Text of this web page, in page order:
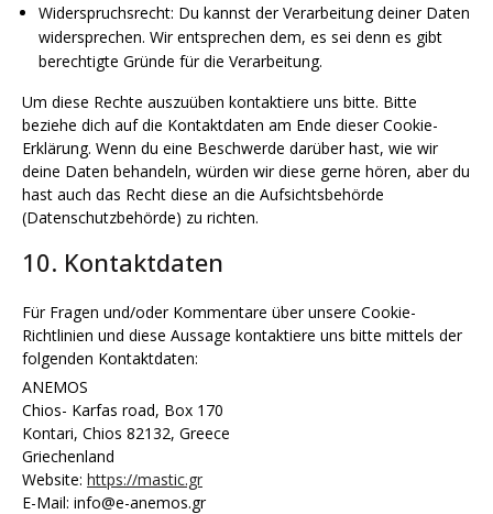
Widerspruchsrecht: Du kannst der Verarbeitung deiner Daten
widersprechen. Wir entsprechen dem, es sei denn es gibt
berechtigte Gründe für die Verarbeitung.
Um diese Rechte auszuüben kontaktiere uns bitte. Bitte
beziehe dich auf die Kontaktdaten am Ende dieser Cookie-
Erklärung. Wenn du eine Beschwerde darüber hast, wie wir
deine Daten behandeln, würden wir diese gerne hören, aber du
hast auch das Recht diese an die Aufsichtsbehörde
(Datenschutzbehörde) zu richten.
10. Kontaktdaten
Für Fragen und/oder Kommentare über unsere Cookie-
Richtlinien und diese Aussage kontaktiere uns bitte mittels der
folgenden Kontaktdaten:
ANEMOS
Chios- Karfas road, Box 170
Kontari, Chios 82132, Greece
Griechenland
Website: https://mastic.gr
E-Mail: info@e-anemos.gr